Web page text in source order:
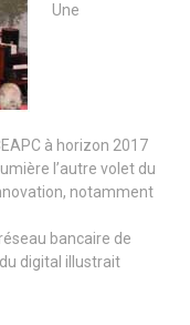
Une
à horizon 2017
l’autre volet du
notamment
bancaire de
digital illustrait